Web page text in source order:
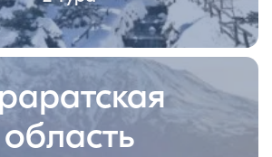
область